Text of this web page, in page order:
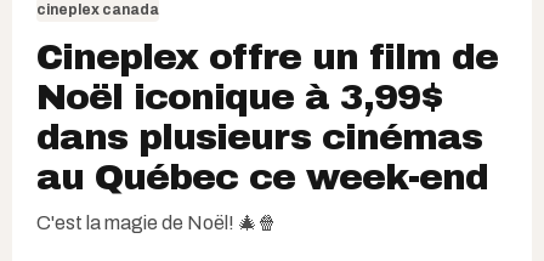
cineplex canada
Cineplex offre un film de
Noël iconique à 3,99$
dans plusieurs cinémas
au Québec ce week-end
C'est la magie de Noël! 🎄🍿